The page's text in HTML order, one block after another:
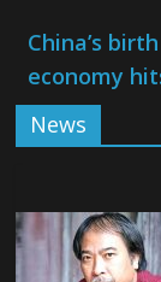
China’s
economy
News